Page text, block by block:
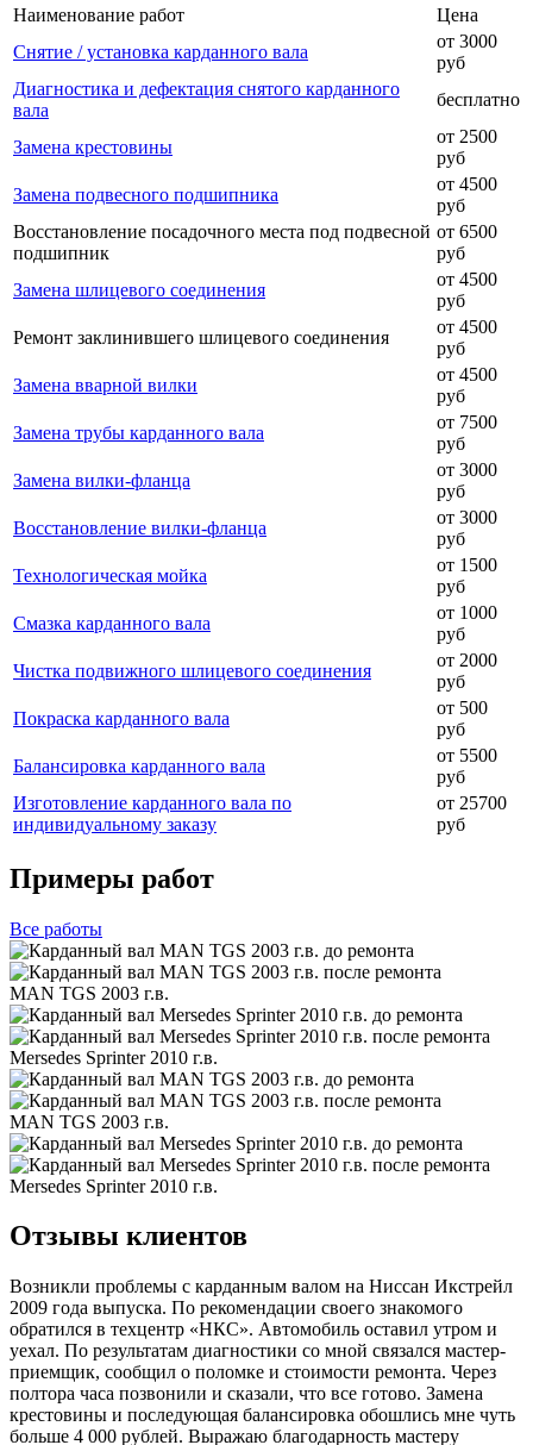
Наименование работ
Цена
Снятие / установка карданного вала
от 3000
руб
Диагностика и дефектация снятого карданного
вала
бесплатно
Замена крестовины
от 2500
руб
Замена подвесного подшипника
от 4500
руб
Восстановление посадочного места под подвесной
подшипник
от 6500
руб
Замена шлицевого соединения
от 4500
руб
Ремонт заклинившего шлицевого соединения
от 4500
руб
Замена вварной вилки
от 4500
руб
Замена трубы карданного вала
от 7500
руб
Замена вилки-фланца
от 3000
руб
Восстановление вилки-фланца
от 3000
руб
Технологическая мойка
от 1500
руб
Смазка карданного вала
от 1000
руб
Чистка подвижного шлицевого соединения
от 2000
руб
Покраска карданного вала
от 500
руб
Балансировка карданного вала
от 5500
руб
Изготовление карданного вала по
индивидуальному заказу
от 25700
руб
Примеры работ
Все работы
MAN TGS 2003 г.в.
Mersedes Sprinter 2010 г.в.
MAN TGS 2003 г.в.
Mersedes Sprinter 2010 г.в.
Отзывы клиентов
Возникли проблемы с карданным валом на Ниссан Икстрейл
2009 года выпуска. По рекомендации своего знакомого
обратился в техцентр «НКС». Автомобиль оставил утром и
уехал. По результатам диагностики со мной связался мастер-
приемщик, сообщил о поломке и стоимости ремонта. Через
полтора часа позвонили и сказали, что все готово. Замена
крестовины и последующая балансировка обошлись мне чуть
больше 4 000 рублей. Выражаю благодарность мастеру